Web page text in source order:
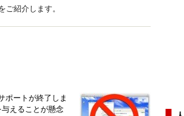
紹介します。
ポートが終了しま
えることが懸念